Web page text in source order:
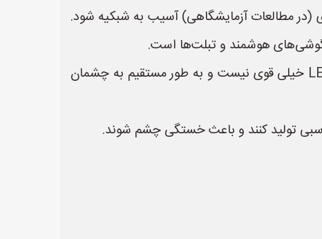
(در مطالعات آزمایشگاهی) آسیب به شبکیه شود.
* **شدت نور:** نور بسیار زیاد (شدید) از هر منبعی می‌تواند برای چشم مضر باشد. مطمئن شوید که نور LED خیلی قوی نیست و به طور مستقیم به چشمان